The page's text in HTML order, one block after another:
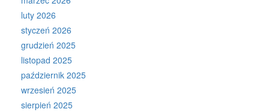
luty 2026
styczeń 2026
grudzień 2025
listopad 2025
październik 2025
wrzesień 2025
sierpień 2025